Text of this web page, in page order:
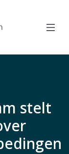
stelt